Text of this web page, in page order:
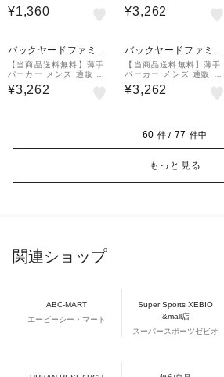
イズ 通販 Tシャツ カッ
トソー レディース 3L 大
¥1,360
ディース クルーネックラ
イトトレーナー パーカ
¥3,262
バックヤードファミリ
ー
【当商品送料無料】薄手
パーカー メンズ 通販 レ
ディース クルーネックラ
イトトレーナー パーカ
¥3,262
バックヤードファミリ
ー【当商品送料無料】薄手
パーカー メンズ 通販 レ
ディース クルーネックラ
イトトレーナー パーカ
¥3,262
60 件 / 77 件中
もっと見る
関連ショップ
ABC-MART
エービーシー・マート
Super Sports XEBIO
&mall店
スーパースポーツゼビオ